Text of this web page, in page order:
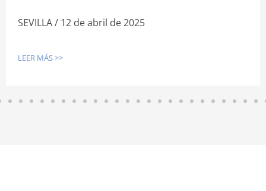
SEVILLA / 12 de abril de 2025
LEER MÁS >>